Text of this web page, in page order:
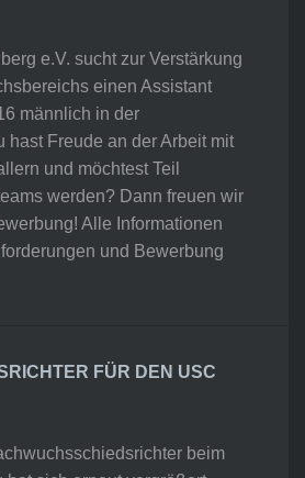
e.V. sucht zur Verstärkung
einen Assistant
männlich in der
hast Freude an der Arbeit mit
und möchtest Teil
werden? Dann freuen wir
Alle Informationen
und Bewerbung
FÜR DEN USC
beim